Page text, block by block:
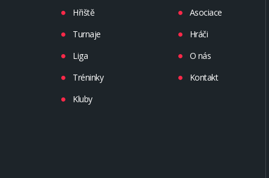
Hřiště
Turnaje
Liga
Tréninky
Kluby
Asociace
Hráči
O nás
Kontakt